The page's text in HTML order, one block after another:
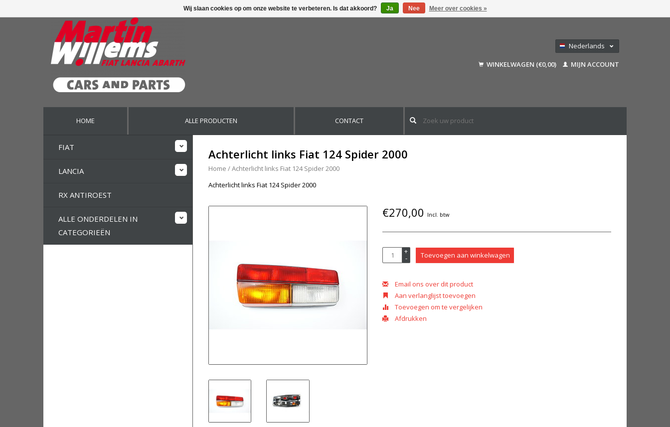
Nederlands
Français
WINKELWAGEN (€0,00) MIJN ACCOUNT
HOME ALLE PRODUCTEN CONTACT
FIAT
LANCIA
RX ANTIROEST
ALLE ONDERDELEN IN
CATEGORIEËN
Achterlicht links Fiat 124 Spider 2000
Home /Achterlicht links Fiat 124 Spider 2000
Achterlicht links Fiat 124 Spider 2000
€270,00 Incl. btw
+
- Toevoegen aan winkelwagen
Email ons over dit product
Aan verlanglijst toevoegen
Toevoegen om te vergelijken
Afdrukken
Wij slaan cookies op om onze website te verbeteren. Is dat akkoord? Ja Nee Meer over cookies »